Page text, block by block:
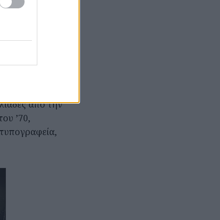
στην
αντλούν το
από την
’70,